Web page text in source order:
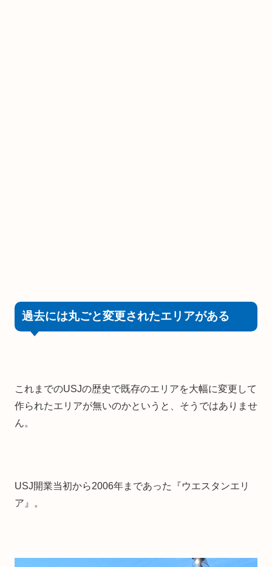
過去には丸ごと変更されたエリアがある
これまでのUSJの歴史で既存のエリアを大幅に変更して
作られたエリアが無いのかというと、そうではありませ
ん。
USJ開業当初から2006年まであった『ウエスタンエリ
ア』。